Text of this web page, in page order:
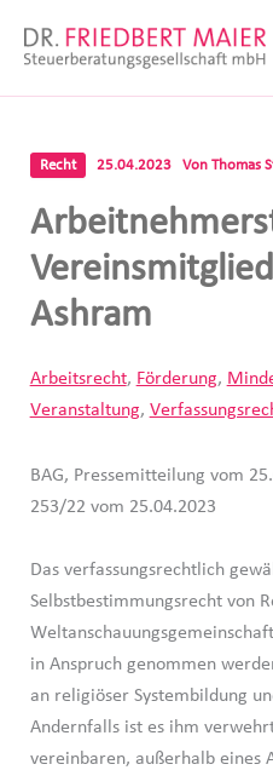
Inhalt
Recht 25.04.2023 Von Thomas
Ashram
Arbeitsrecht, Förderung,
Veranstaltung,
BAG, Pressemitteilung vom
253/22 vom 25.04.2023
Das verfassungsrechtlich
Selbstbestimmungsrecht von
in Anspruch genommen
an religiöser Systembildung
Andernfalls ist es ihm
vereinbaren, außerhalb eines